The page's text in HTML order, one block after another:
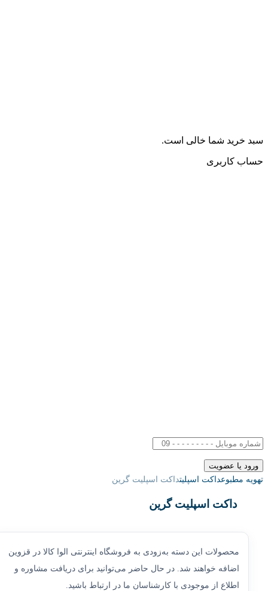
سبد خرید شما خالی است.
حساب کاربری
تهویه مطبوعداکت اسپلیتداکت اسپلیت گرین
داکت اسپلیت گرین
محصولات این دسته به‌زودی به فروشگاه اینترنتی الوا کالا در قزوین
اضافه خواهند شد. در حال حاضر می‌توانید برای دریافت مشاوره و
اطلاع از موجودی با کارشناسان ما در ارتباط باشید.